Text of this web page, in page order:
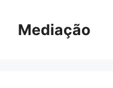
paraMediação